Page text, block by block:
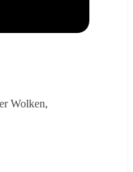
Wolken,